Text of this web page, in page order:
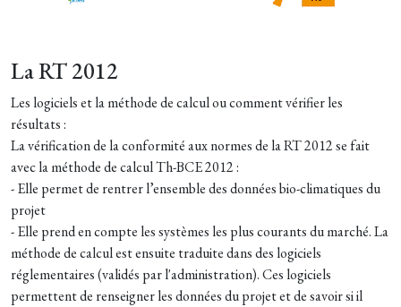
La RT 2012
Les logiciels et la méthode de calcul ou comment vérifier les
résultats :
La vérification de la conformité aux normes de la RT 2012 se fait
avec la méthode de calcul Th-BCE 2012 :
- Elle permet de rentrer l’ensemble des données bio-climatiques du
projet
- Elle prend en compte les systèmes les plus courants du marché. La
méthode de calcul est ensuite traduite dans des logiciels
réglementaires (validés par l'administration). Ces logiciels
permettent de renseigner les données du projet et de savoir si il